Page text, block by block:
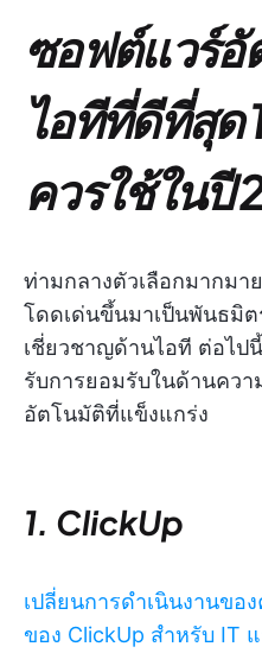
ซอฟต์แวร์
ไอทีที่ดีที่สุด
ควรใช้ในปี
ท่ามกลางตัวเลือกมากมา
โดดเด่นขึ้นมาเป็นพันธมิ
เชี่ยวชาญด้านไอที ต่อไป
รับการยอมรับในด้านคว
อัตโนมัติที่แข็งแกร่ง
1. ClickUp
เปลี่ยนการดำเนินงานข
ของ ClickUp สำหรับ IT